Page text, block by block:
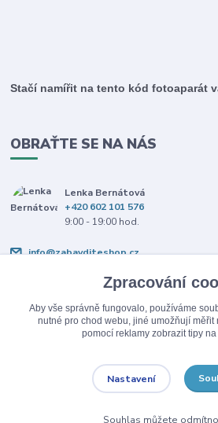
Stačí namířit na tento kód fotoaparát
OBRAŤTE SE NA NÁS
Lenka Bernátová
+420 602 101 576
9:00 - 19:00 hod.
info@zabavditeshop.cz
Upravit sběr
Zpracování
Aby vše správně fungovalo, používáme
nutné pro chod webu, jiné umožňují měřit
pomocí reklamy zobrazit tipy na
Nastavení
Souhlas můžete